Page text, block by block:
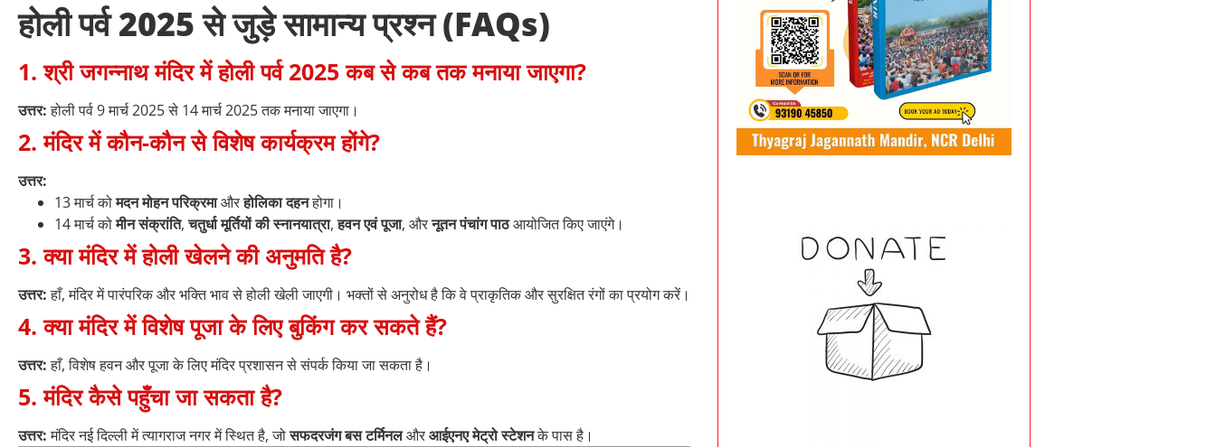
होली पर्व 2025 से जुड़े सामान्य प्रश्न (FAQs)
1. श्री जगन्नाथ मंदिर में होली पर्व 2025 कब से कब तक मनाया जाएगा?
उत्तर:होली पर्व 9 मार्च 2025 से 14 मार्च 2025 तक मनाया जाएगा।
2. मंदिर में कौन-कौन से विशेष कार्यक्रम होंगे?
उत्तर:
13 मार्च कोमदन मोहन परिक्रमाऔरहोलिका दहनहोगा।
14 मार्च कोमीन संक्रांति,चतुर्धा मूर्तियों की स्नानयात्रा,हवन एवं पूजा, औरनूतन पंचांग पाठआयोजित किए जाएंगे।
3. क्या मंदिर में होली खेलने की अनुमति है?
उत्तर:हाँ, मंदिर में पारंपरिक और भक्ति भाव से होली खेली जाएगी। भक्तों से अनुरोध है कि वे प्राकृतिक और सुरक्षित रंगों का प्रयोग करें।
4. क्या मंदिर में विशेष पूजा के लिए बुकिंग कर सकते हैं?
उत्तर:हाँ, विशेष हवन और पूजा के लिए मंदिर प्रशासन से संपर्क किया जा सकता है।
5. मंदिर कैसे पहुँचा जा सकता है?
उत्तर:मंदिर नई दिल्ली में त्यागराज नगर में स्थित है, जोसफदरजंग बस टर्मिनलऔरआईएनए मेट्रो स्टेशनके पास है।